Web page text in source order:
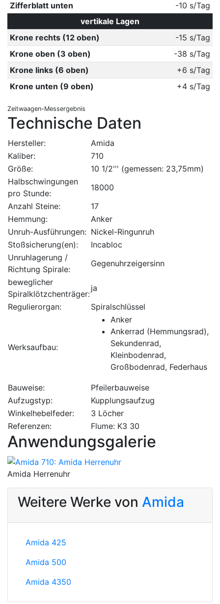
Zifferblatt unten
-10 s/Tag
vertikale Lagen
Krone rechts (12 oben)
-15 s/Tag
Krone oben (3 oben)
-38 s/Tag
Krone links (6 oben)
+6 s/Tag
Krone unten (9 oben)
+4 s/Tag
Zeitwaagen-Messergebnis
Technische Daten
Hersteller:
Amida
Kaliber:
710
Größe:
10 1/2''' (gemessen: 23,75mm)
Halbschwingungen
pro Stunde:
18000
Anzahl Steine:
17
Hemmung:
Anker
Unruh-Ausführungen: Nickel-Ringunruh
Stoßsicherung(en):
Incabloc
Unruhlagerung /
Richtung Spirale:
Gegenuhrzeigersinn
beweglicher
Spiralklötzchenträger:
ja
Regulierorgan:
Spiralschlüssel
Werksaufbau:
Anker
Ankerrad (Hemmungsrad),
Sekundenrad,
Kleinbodenrad,
Großbodenrad, Federhaus
Bauweise:
Pfeilerbauweise
Aufzugstyp:
Kupplungsaufzug
Winkelhebelfeder:
3 Löcher
Referenzen:
Flume: K3 30
Anwendungsgalerie
Amida Herrenuhr
Weitere Werke von Amida
Amida 425
Amida 500
Amida 4350